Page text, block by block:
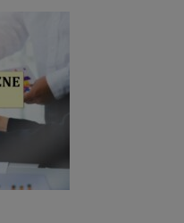
Pani/Pana dane
na podstawie
w zakresie i celu
(np. sprawy dot.
Pani/Pana